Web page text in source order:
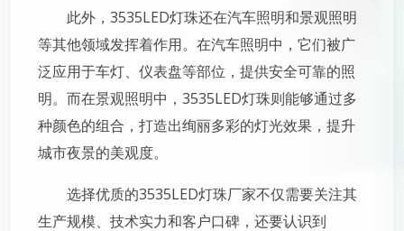
此外，3535LED灯珠还在汽车照明和景观照明
等其他领域发挥着作用。在汽车照明中，它们被广
泛应用于车灯、仪表盘等部位，提供安全可靠的照
明。而在景观照明中，3535LED灯珠则能够通过多
种颜色的组合，打造出绚丽多彩的灯光效果，提升
城市夜景的美观度。
选择优质的3535LED灯珠厂家不仅需要关注其
生产规模、技术实力和客户口碑，还要认识到